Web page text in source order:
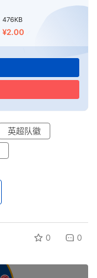
476KB
¥2.00
英超队徽
0 0